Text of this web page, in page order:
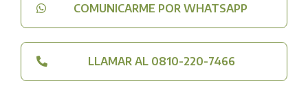
COMUNICARME POR WHATSAPP
LLAMAR AL 0810-220-7466